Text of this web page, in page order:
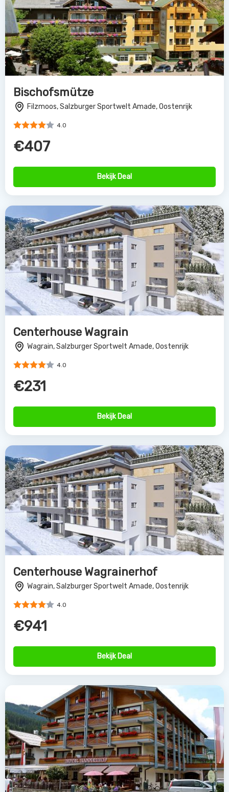
Bischofsmütze
Filzmoos, Salzburger Sportwelt Amade, Oostenrijk
4.0
€407
Bekijk Deal
Centerhouse Wagrain
Wagrain, Salzburger Sportwelt Amade, Oostenrijk
4.0
€231
Bekijk Deal
Centerhouse Wagrainerhof
Wagrain, Salzburger Sportwelt Amade, Oostenrijk
4.0
€941
Bekijk Deal